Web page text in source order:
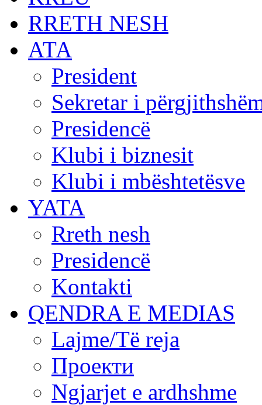
RRETH NESH
АТА
President
Sekretar i
Presidencë
Klubi i biznesit
Klubi i mbështetësve
YATA
Rreth nesh
Presidencë
Kontakti
QENDRA E MEDIAS
Lajme/Të reja
Проекти
Ngjarjet e ardhshme